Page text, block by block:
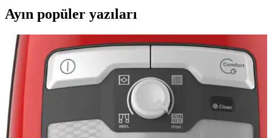
Ayın popüler yazıları